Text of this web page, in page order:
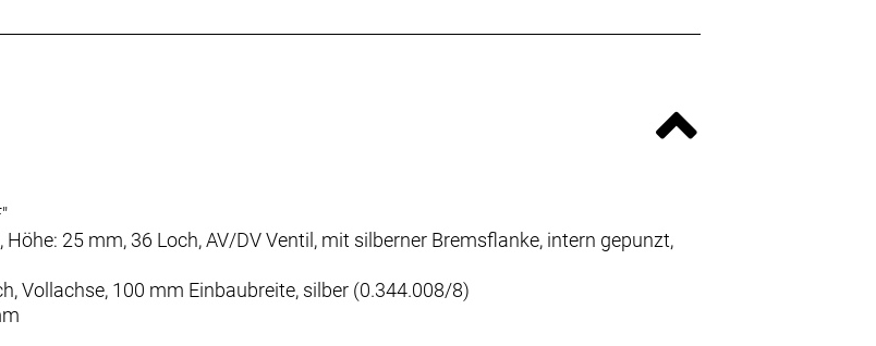
Höhe: 25 mm, 36 Loch, AV/DV Ventil, mit silberner Bremsflanke, intern gepunzt,
Vollachse, 100 mm Einbaubreite, silber (0.344.008/8)